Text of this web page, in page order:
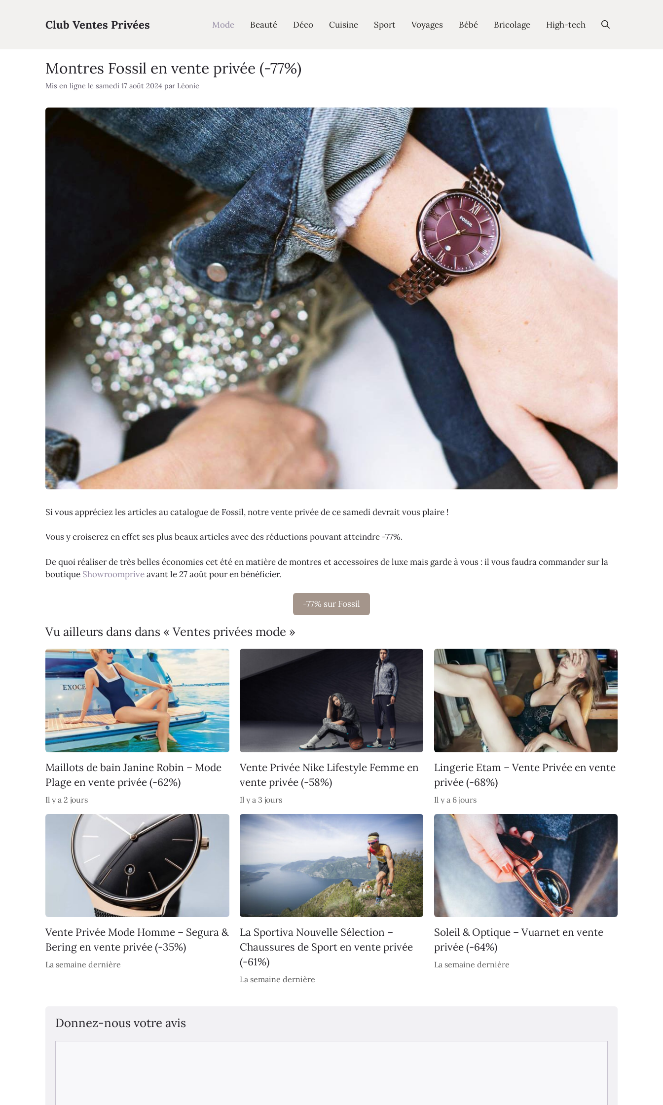
Club Ventes Privées Mode Beauté Déco Cuisine Sport Voyages Bébé Bricolage High-tech
Montres Fossil en vente privée (-77%)
Mis en ligne le samedi 17 août 2024 par Léonie
Si vous appréciez les articles au catalogue de Fossil, notre vente privée de ce samedi devrait vous plaire !
Vous y croiserez en effet ses plus beaux articles avec des réductions pouvant atteindre -77%.
De quoi réaliser de très belles économies cet été en matière de montres et accessoires de luxe mais garde à vous : il vous faudra commander sur la
boutique Showroompriveavant le 27 août pour en bénéficier.
-77% sur Fossil
Vu ailleurs dans dans « Ventes privées mode »
Maillots de bain Janine Robin – Mode
Plage en vente privée (-62%)
Il y a 2 jours
Vente Privée Nike Lifestyle Femme en
vente privée (-58%)
Il y a 3 jours
Lingerie Etam – Vente Privée en vente
privée (-68%)
Il y a 6 jours
Vente Privée Mode Homme – Segura &
Bering en vente privée (-35%)
La semaine dernière
La Sportiva Nouvelle Sélection –
Chaussures de Sport en vente privée
(-61%)
La semaine dernière
Soleil & Optique – Vuarnet en vente
privée (-64%)
La semaine dernière
Donnez-nous votre avis